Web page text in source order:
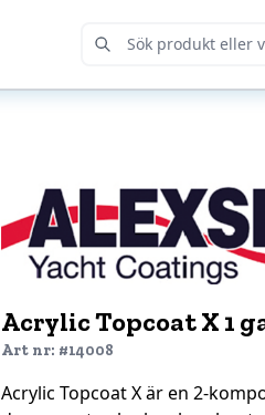
Submit Search
Acrylic Topcoat X 1
Art nr: #14008
Acrylic Topcoat X är en 2-